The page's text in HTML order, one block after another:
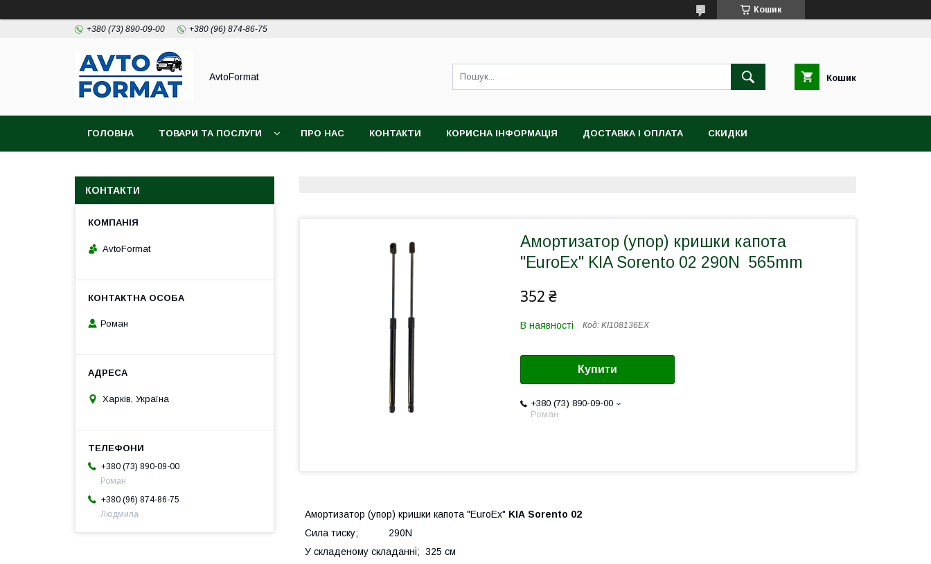
Кошик
+380 (73) 890-09-00 +380 (96) 874-86-75
AvtoFormat Кошик
ГОЛОВНА ТОВАРИ ТА ПОСЛУГИ ПРО НАС КОНТАКТИ КОРИСНА ІНФОРМАЦІЯ ДОСТАВКА І ОПЛАТА СКИДКИ
Амортизатор (упор) кришки капота
"EuroEx" KIA Sorento 02 290N 565mm
352 ₴
В наявності Код: KI108136EX
Купити
+380 (73) 890-09-00
Роман
Амортизатор (упор) кришки капота "EuroEx" KIA Sorento 02
Сила тиску; 290N
У складеному складанні; 325 см
КОНТАКТИ
AvtoFormat
Роман
Харків, Україна
+380 (73) 890-09-00
Роман
+380 (96) 874-86-75
Людмила